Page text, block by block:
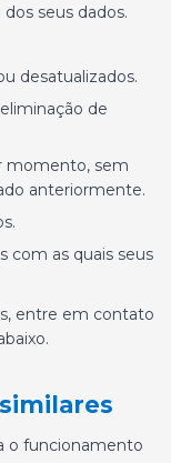
seus dados.
desatualizados.
de
momento, sem
anteriormente.
com as quais seus
entre em contato
o funcionamento